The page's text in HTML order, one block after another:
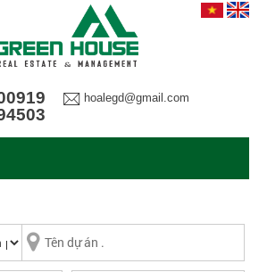
hoalegd@gmail.com